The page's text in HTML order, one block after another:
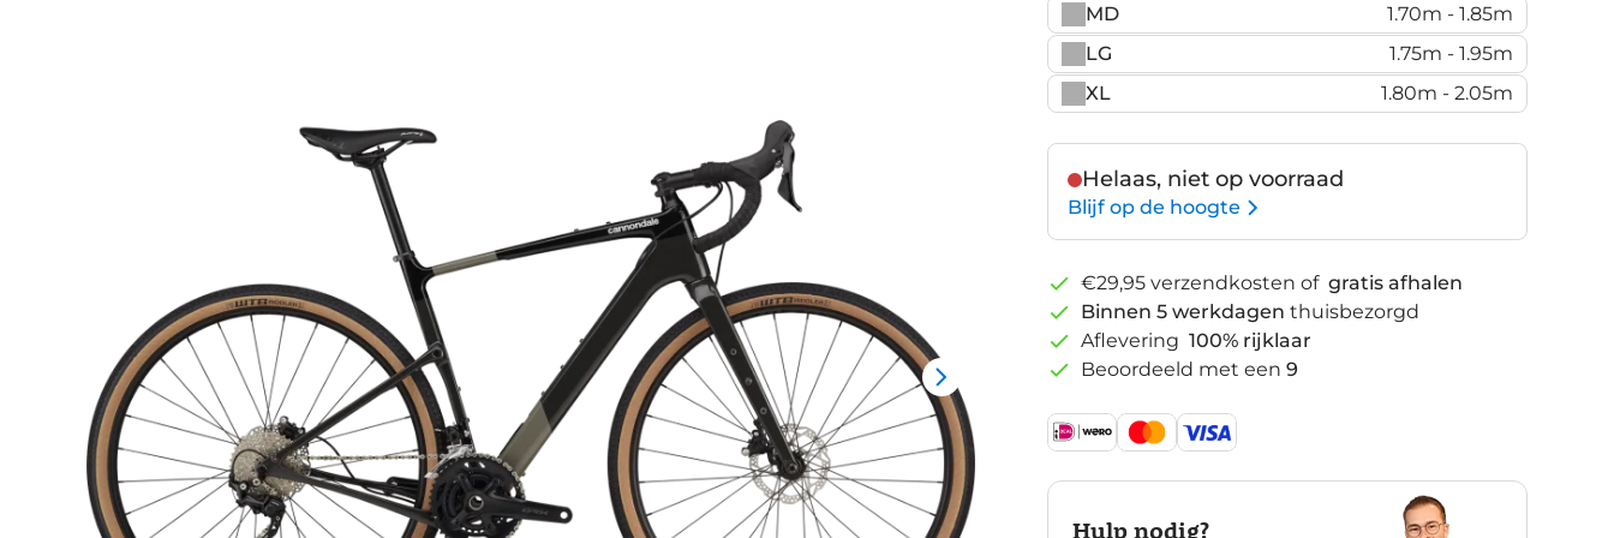
MD
1.70m - 1.85m
LG
1.75m - 1.95m
XL
1.80m - 2.05m
Helaas, niet op voorraad
Blijf op de hoogte
€29,95 verzendkosten of gratis afhalen
Binnen 5 werkdagen thuisbezorgd
Aflevering 100% rijklaar
Beoordeeld met een 9
Hulp nodig?